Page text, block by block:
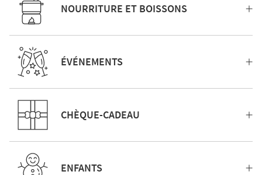
NOURRITURE ET BOISSONS
ÉVÉNEMENTS
CHÈQUE-CADEAU
ENFANTS